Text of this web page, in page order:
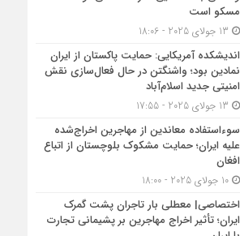
مسکو است
اندیشکده آمریکایی: حمایت پاکستان از ایران
نمادین بود؛ واشنگتن در حال فعال‌سازی نقش
امنیتی جدید اسلام‌آباد
سوءاستفاده معاندین از مهاجرین اخراج‌شده
علیه ایران؛ حمایت مشکوک بلوچستان از اتباع
افغان
10 جولای 2025 - 18:00
اختصاصی| معطلی بار تاجران پشت گمرک
ایران؛ تأثیر اخراج مهاجرین بر پشیمانی تجارت